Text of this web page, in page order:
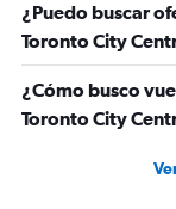
¿Puedo buscar
Toronto City
¿Cómo busco
Toronto City